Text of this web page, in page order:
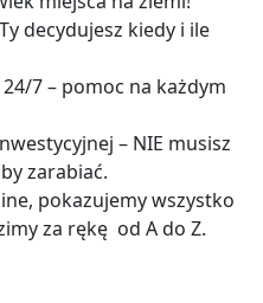
decydujesz kiedy i ile
24/7 – pomoc na każdym
– NIE musisz
zarabiać.
pokazujemy wszystko
za rękę od A do Z.